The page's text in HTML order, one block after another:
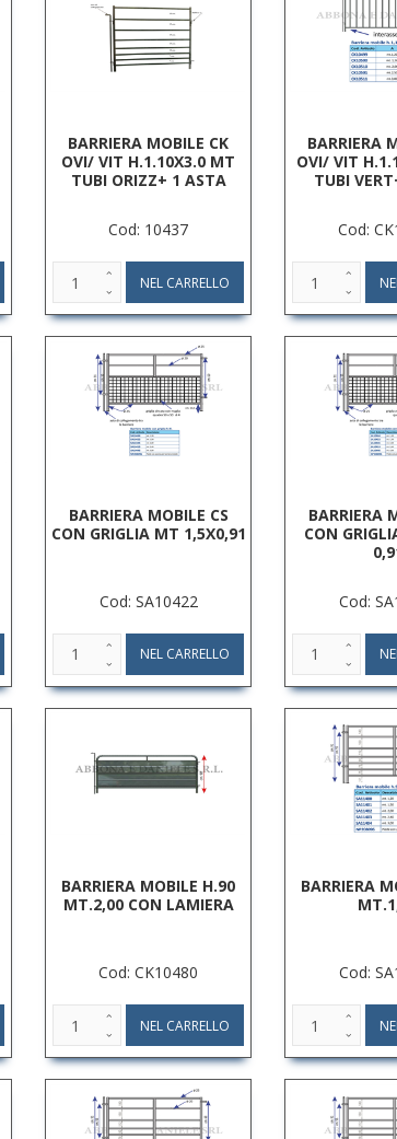
BARRIERA MOBILE CK
OVI/ VIT H.1.10X3.0 MT
TUBI ORIZZ+ 1 ASTA
Cod: 10437
BARRIERA
OVI/ VIT
TUBI
Cod:
BARRIERA MOBILE CS
CON GRIGLIA MT 1,5X0,91
Cod: SA10422
BARRIERA
CON
Cod:
BARRIERA MOBILE H.90
MT.2,00 CON LAMIERA
Cod: CK10480
BARRIERA
Cod: